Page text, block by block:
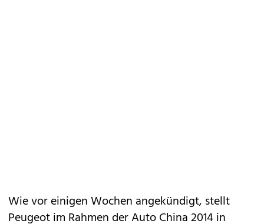
Wie vor einigen Wochen angekündigt, stellt
Peugeotim Rahmen der Auto China 2014 in